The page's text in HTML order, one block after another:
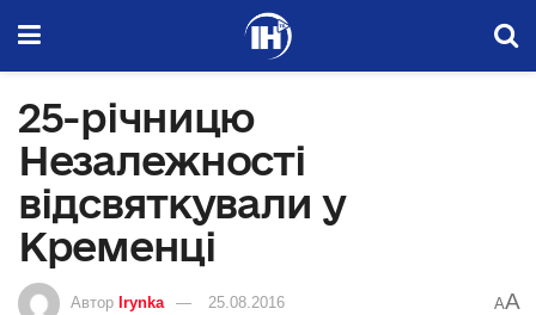
25-річницю
Незалежності
відсвяткували у
Кременці
Автор Irynka 25.08.2016 AA